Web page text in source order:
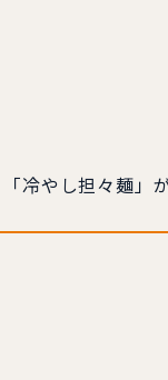
冷やし担々麺」